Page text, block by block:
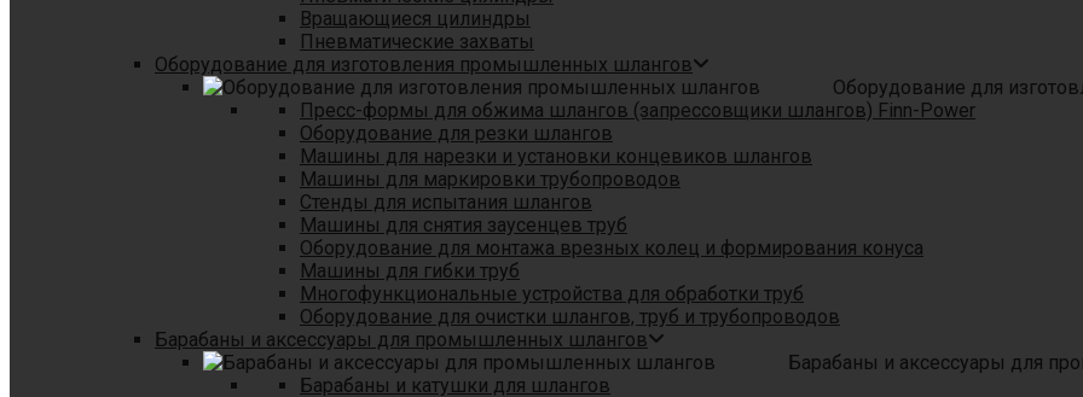
Вращающиеся цилиндры
Пневматические захваты
Оборудование для изготовления промышленных шлангов
Оборудование для
Пресс-формы для обжима шлангов (запрессовщики шлангов) Finn-Power
Оборудование для резки шлангов
Машины для нарезки и установки концевиков шлангов
Машины для маркировки трубопроводов
Стенды для испытания шлангов
Машины для снятия заусенцев труб
Оборудование для монтажа врезных колец и формирования конуса
Машины для гибки труб
Многофункциональные устройства для обработки труб
Оборудование для очистки шлангов, труб и трубопроводов
Барабаны и аксессуары для промышленных шлангов
Барабаны и аксессуары для
Барабаны и катушки для шлангов